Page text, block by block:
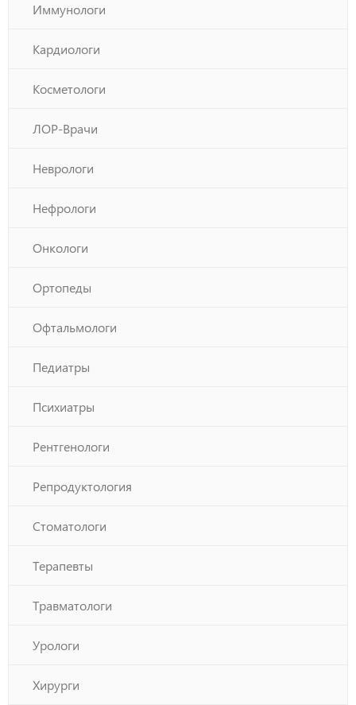
Иммунологи
Кардиологи
Косметологи
ЛОР-Врачи
Неврологи
Нефрологи
Онкологи
Ортопеды
Офтальмологи
Педиатры
Психиатры
Рентгенологи
Репродуктология
Стоматологи
Терапевты
Травматологи
Урологи
Хирурги